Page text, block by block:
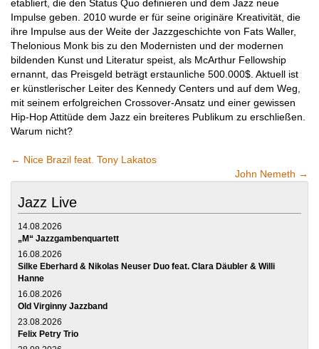
etabliert, die den Status Quo definieren und dem Jazz neue
Impulse geben. 2010 wurde er für seine originäre Kreativität, die
ihre Impulse aus der Weite der Jazzgeschichte von Fats Waller,
Thelonious Monk bis zu den Modernisten und der modernen
bildenden Kunst und Literatur speist, als McArthur Fellowship
ernannt, das Preisgeld beträgt erstaunliche 500.000$. Aktuell ist
er künstlerischer Leiter des Kennedy Centers und auf dem Weg,
mit seinem erfolgreichen Crossover-Ansatz und einer gewissen
Hip-Hop Attitüde dem Jazz ein breiteres Publikum zu erschließen.
Warum nicht?
← Nice Brazil feat. Tony Lakatos
John Nemeth →
Jazz Live
14.08.2026
„M“ Jazzgambenquartett
16.08.2026
Silke Eberhard & Nikolas Neuser Duo feat. Clara Däubler & Willi
Hanne
16.08.2026
Old Virginny Jazzband
23.08.2026
Felix Petry Trio